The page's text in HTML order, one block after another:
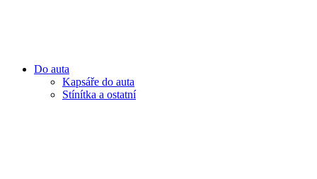
Do auta
Kapsáře do auta
Stínítka a ostatní